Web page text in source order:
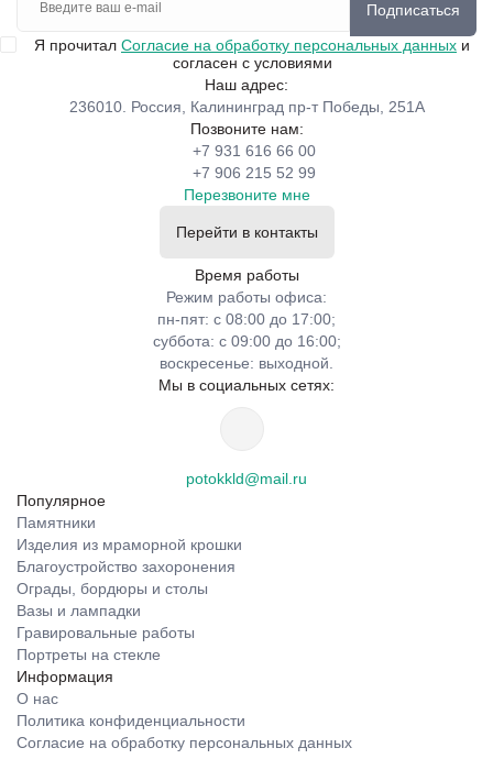
Подписаться
Я прочитал Согласие на обработку персональных данных и
согласен с условиями
Наш адрес:
236010. Россия, Калининград пр-т Победы, 251А
Позвоните нам:
+7 931 616 66 00
+7 906 215 52 99
Перезвоните мне
Перейти в контакты
Время работы
Режим работы офиса:
пн-пят: с 08:00 до 17:00;
суббота: с 09:00 до 16:00;
воскресенье: выходной.
Мы в социальных сетях:
potokkld@mail.ru
Популярное
Памятники
Изделия из мраморной крошки
Благоустройство захоронения
Ограды, бордюры и столы
Вазы и лампадки
Гравировальные работы
Портреты на стекле
Информация
О нас
Политика конфиденциальности
Согласие на обработку персональных данных